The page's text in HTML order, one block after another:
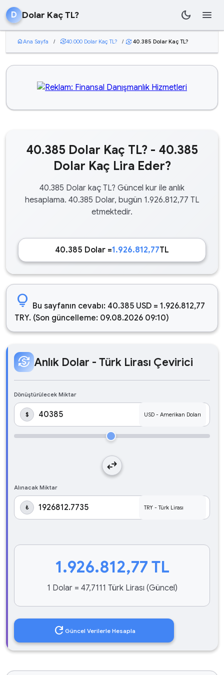
D Dolar Kaç TL? dark_mode menu
homeAna Sayfa / currency_exchange40.000 Dolar Kaç TL? / currency_exchange 40.385 Dolar Kaç TL?
40.385 Dolar Kaç TL? - 40.385
Dolar Kaç Lira Eder?
40.385 Dolar kaç TL? Güncel kur ile anlık
hesaplama. 40.385 Dolar, bugün 1.926.812,77 TL
etmektedir.
40.385 Dolar =1.926.812,77TL
lightbulb Bu sayfanın cevabı: 40.385 USD = 1.926.812,77
TRY. (Son güncelleme: 09.08.2026 09:10)
currency_exchange Anlık Dolar - Türk Lirası Çevirici
Dönüştürülecek Miktar
$
swap_horiz
Alınacak Miktar
₺
1.926.812,77 TL
1 Dolar = 47,7111 Türk Lirası (Güncel)
refresh Güncel Verilerle Hesapla